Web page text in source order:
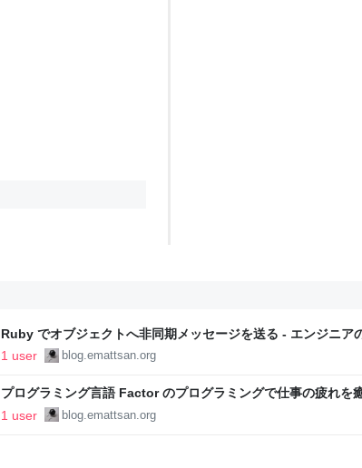
Ruby でオブジェクトへ非同期メッセージを送る - エンジニア
的愛情
1 user blog.emattsan.org
プログラミング言語 Factor のプログラミングで仕事の疲れを
のソフトウェア的愛情
1 user blog.emattsan.org